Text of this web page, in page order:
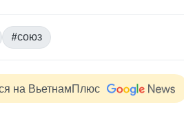
#союз
на ВьетнамПлюс